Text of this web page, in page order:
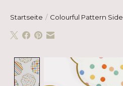
Startseite / Colourful Pattern
Product image